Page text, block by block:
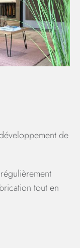
de
tout en